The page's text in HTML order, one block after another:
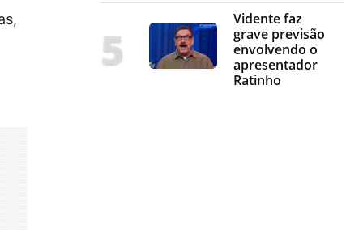
Vidente faz
grave previsão
envolvendo o
apresentador
Ratinho